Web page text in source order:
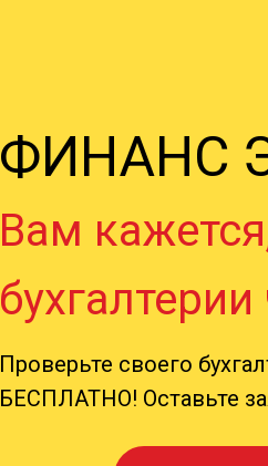
ФИНАНС
Вам
Проверьте своего
БЕСПЛАТНО! Оставьте